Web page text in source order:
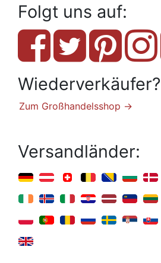
Folgt uns auf:
Wiederverkäufer?
Zum Großhandelsshop →
Versandländer: